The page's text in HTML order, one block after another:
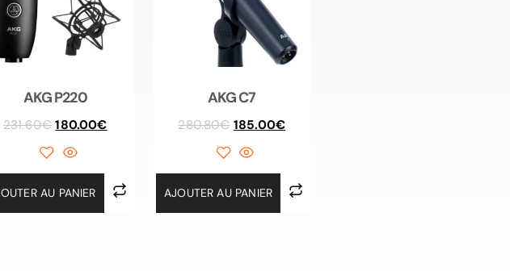
AKG P220
231.60€ 180.00€
AU PANIER
AKG C7
280.80€ 185.00€
AJOUTER AU PANIER